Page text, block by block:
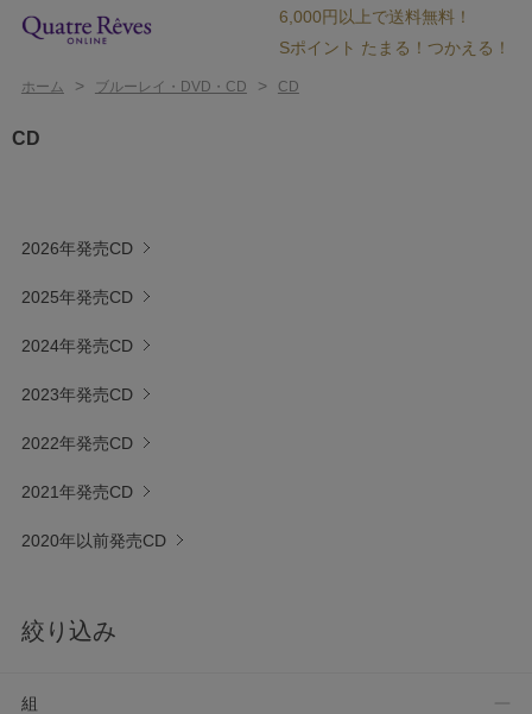
6,000円以上で送料無料！
Sポイント たまる！つかえる！
ホーム > ブルーレイ・DVD・CD > CD
CD
2026年発売CD
2025年発売CD
2024年発売CD
2023年発売CD
2022年発売CD
2021年発売CD
2020年以前発売CD
絞り込み
組